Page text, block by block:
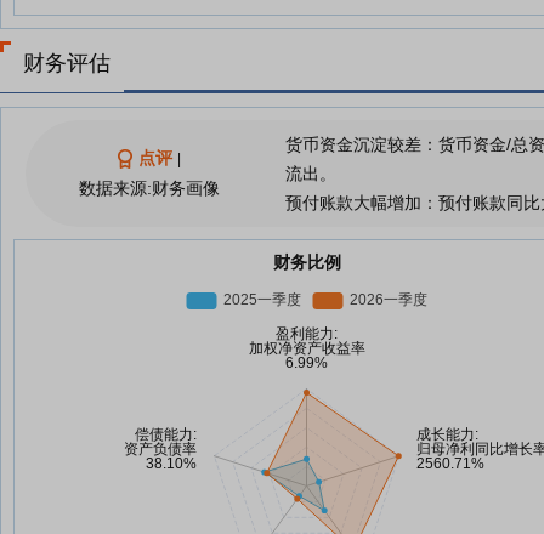
财务评估
点评
数据来源:财务画像
货币资金沉淀较差：货币资金/总
流出。
预付账款大幅增加：预付账款同
财务比例